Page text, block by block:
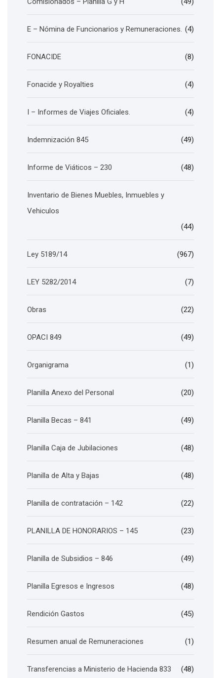
E – Nómina de Funcionarios y Remuneraciones. (4)
FONACIDE (8)
Fonacide y Royalties (4)
I – Informes de Viajes Oficiales. (4)
Indemnización 845 (49)
Informe de Viáticos – 230 (48)
Inventario de Bienes Muebles, Inmuebles y
Vehiculos
(44)
Ley 5189/14 (967)
LEY 5282/2014 (7)
Obras (22)
OPACI 849 (49)
Organigrama (1)
Planilla Anexo del Personal (20)
Planilla Becas – 841 (49)
Planilla Caja de Jubilaciones (48)
Planilla de Alta y Bajas (48)
Planilla de contratación – 142 (22)
PLANILLA DE HONORARIOS – 145 (23)
Planilla de Subsidios – 846 (49)
Planilla Egresos e Ingresos (48)
Rendición Gastos (45)
Resumen anual de Remuneraciones (1)
Transferencias a Ministerio de Hacienda 833 (48)